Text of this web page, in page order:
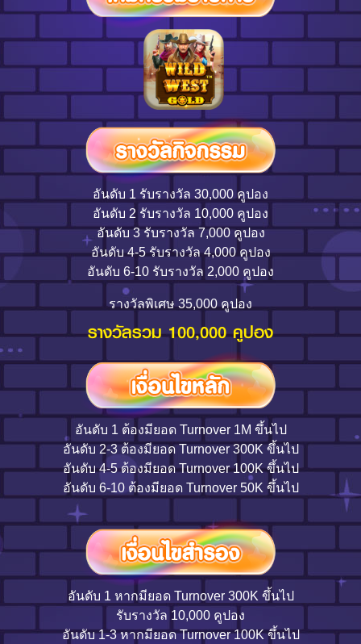
อันดับ 1 รับรางวัล 30,000 คูปอง
อันดับ 2 รับรางวัล 10,000 คูปอง
อันดับ 3 รับรางวัล 7,000 คูปอง
อันดับ 4-5 รับรางวัล 4,000 คูปอง
อันดับ 6-10 รับรางวัล 2,000 คูปอง
รางวัลพิเศษ 35,000 คูปอง
รางวัลรวม 100,000 คูปอง
อันดับ 1 ต้องมียอด Turnover 1M ขึ้นไป
อันดับ 2-3 ต้องมียอด Turnover 300K ขึ้นไป
อันดับ 4-5 ต้องมียอด Turnover 100K ขึ้นไป
อันดับ 6-10 ต้องมียอด Turnover 50K ขึ้นไป
อันดับ 1 หากมียอด Turnover 300K ขึ้นไป
รับรางวัล 10,000 คูปอง
อันดับ 1-3 หากมียอด Turnover 100K ขึ้นไป